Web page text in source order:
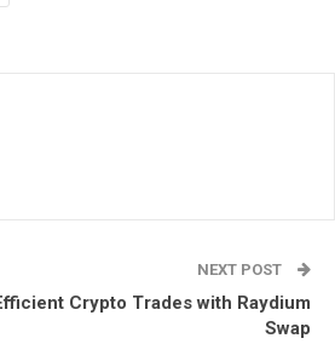
NEXT POST
Crypto Trades with Raydium
Swap